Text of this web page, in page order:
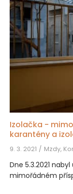
Izolačka -
karantény a
9. 3. 2021 Mzdy,
Dne 5.3.2021
mimořádném